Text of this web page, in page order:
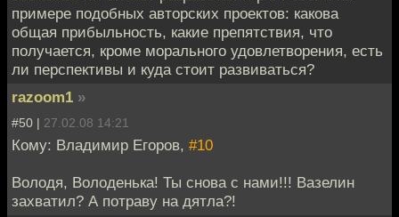
примере подобных авторских проектов: какова
общая прибыльность, какие препятствия, что
получается, кроме морального удовлетворения, есть
ли перспективы и куда стоит развиваться?
razoom1 »
#50 | 27.02.08 14:21
Кому: Владимир Егоров, #10
Володя, Володенька! Ты снова с нами!!! Вазелин
захватил? А потраву на дятла?!